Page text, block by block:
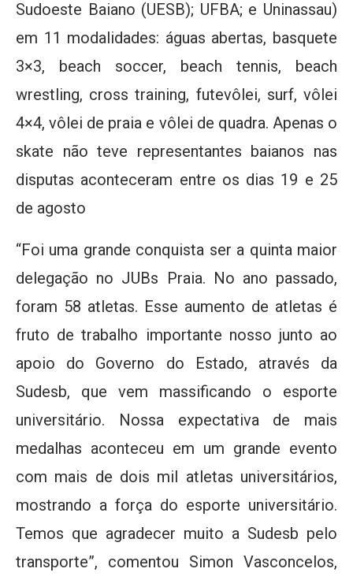
Sudoeste Baiano (UESB); UFBA; e Uninassau)
em 11 modalidades: águas abertas, basquete
3×3, beach soccer, beach tennis, beach
wrestling, cross training, futevôlei, surf, vôlei
4×4, vôlei de praia e vôlei de quadra. Apenas o
skate não teve representantes baianos nas
disputas aconteceram entre os dias 19 e 25
de agosto
“Foi uma grande conquista ser a quinta maior
delegação no JUBs Praia. No ano passado,
foram 58 atletas. Esse aumento de atletas é
fruto de trabalho importante nosso junto ao
apoio do Governo do Estado, através da
Sudesb, que vem massificando o esporte
universitário. Nossa expectativa de mais
medalhas aconteceu em um grande evento
com mais de dois mil atletas universitários,
mostrando a força do esporte universitário.
Temos que agradecer muito a Sudesb pelo
transporte”, comentou Simon Vasconcelos,